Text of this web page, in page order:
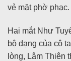
vẻ mặt phờ phạc.
Hai mắt Như
bộ dạng của cô
lòng, Lâm Thiên